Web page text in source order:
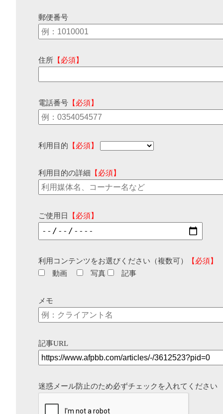
郵便番号
住所 【必須】
電話番号 【必須】
利用目的 【必須】
利用目的の詳細 【必須】
ご使用日 【必須】
利用コンテンツをお選びください（複数可）
【必須】
動画
写真 記事
メモ
記事URL
迷惑メール防止のため必ずチェックを入れてください